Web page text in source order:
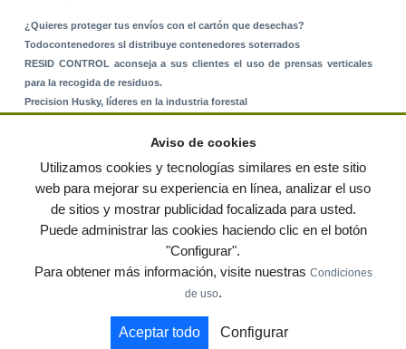
¿Quieres proteger tus envíos con el cartón que desechas?
Todocontenedores sl distribuye contenedores soterrados
RESID CONTROL aconseja a sus clientes el uso de prensas verticales
para la recogida de residuos.
Precision Husky, líderes en la industria forestal
© residuos.com - Todos los derechos reservados Política de privacidad
Condiciones de uso|Contacto |Editores|Mapa web|Preguntas frecuentes|Publica
tus anuncios gratis!
Aviso de cookies
Utilizamos cookies y tecnologías similares en este sitio
web para mejorar su experiencia en línea, analizar el uso
de sitios y mostrar publicidad focalizada para usted.
Puede administrar las cookies haciendo clic en el botón
"Configurar".
Para obtener más información, visite nuestras Condiciones
de uso.
Aceptar todo Configurar